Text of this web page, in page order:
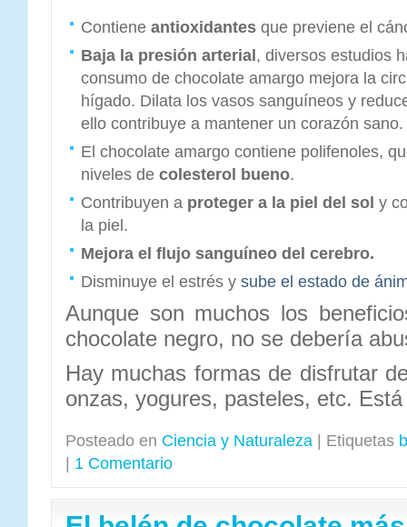
Contiene antioxidantes que previene el
Baja la presión arterial , diversos estudios
consumo de chocolate amargo mejora la
hígado. Dilata los vasos sanguíneos y
ello contribuye a mantener un corazón sano.
El chocolate amargo contiene polifenoles,
niveles de colesterol bueno.
Contribuyen a proteger a la piel del sol y
la piel.
Mejora el flujo sanguíneo del cerebro.
Disminuye el estrés y sube el estado de
Aunque son muchos los
chocolate negro, no se debería
Hay muchas formas de disfrutar
onzas, yogures, pasteles, etc.
Posteado en Ciencia y Naturaleza Etiquetas
1 Comentario